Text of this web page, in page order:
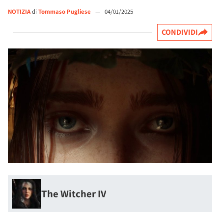
NOTIZIAdi Tommaso Pugliese — 04/01/2025
CONDIVIDI
The Witcher IV